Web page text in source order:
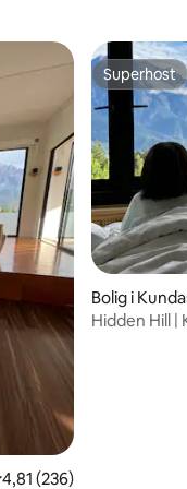
omtaler
ud af 5 i
4,81 (236)
Superhost
Superhost
Bolig i
Hidden Hill |